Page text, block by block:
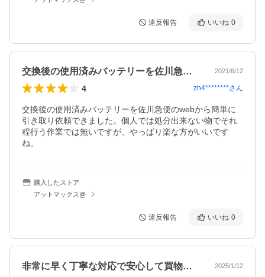
違反報告 いいね 0
交換後の使用済みバッテリーを佐川急便の… 2021/6/12
4 zh4********さん
交換後の使用済みバッテリーを佐川急便のwebから簡単に
引き取り依頼できました。個人では処分出来ない物でそれ
程行う作業では無いですが、やっぱり楽な方がいいです
ね。
購入したストア
アットマックス@
違反報告 いいね 0
非常に早く丁寧な対応で安心して買物がで… 2025/1/12